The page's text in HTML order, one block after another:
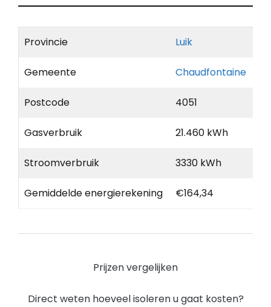
Provincie Luik
Gemeente Chaudfontaine
Postcode 4051
Gasverbruik 21.460 kWh
Stroomverbruik 3330 kWh
Gemiddelde energierekening €164,34
Prijzen vergelijken
Direct weten hoeveel isoleren u gaat kosten?